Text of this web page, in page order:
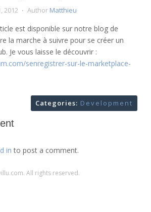
2012 Author Matthieu
est disponible sur notre blog de
la marche à suivre pour se créer un
Je vous laisse le découvrir :
senregistrer-sur-le-marketplace-
Categories: Development
in to post a comment.
All rights reserved.